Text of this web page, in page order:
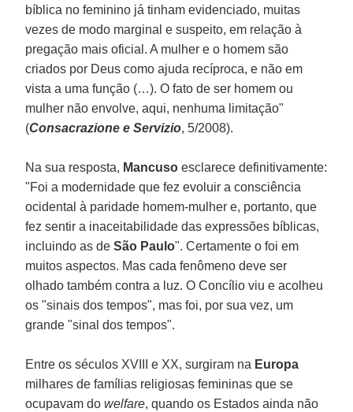
bíblica no feminino já tinham evidenciado, muitas
vezes de modo marginal e suspeito, em relação à
pregação mais oficial. A mulher e o homem são
criados por Deus como ajuda recíproca, e não em
vista a uma função (…). O fato de ser homem ou
mulher não envolve, aqui, nenhuma limitação"
(Consacrazione e Servizio, 5/2008).
Na sua resposta, Mancuso esclarece definitivamente:
"Foi a modernidade que fez evoluir a consciência
ocidental à paridade homem-mulher e, portanto, que
fez sentir a inaceitabilidade das expressões bíblicas,
incluindo as deSão Paulo". Certamente o foi em
muitos aspectos. Mas cada fenômeno deve ser
olhado também contra a luz. O Concílio viu e acolheu
os "sinais dos tempos", mas foi, por sua vez, um
grande "sinal dos tempos".
Entre os séculos XVIII e XX, surgiram na Europa
milhares de famílias religiosas femininas que se
ocupavam dowelfare, quando os Estados ainda não